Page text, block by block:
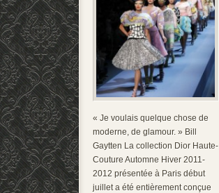
« Je voulais quelque chose de
moderne, de glamour. » Bill
Gaytten La collection Dior Haute-
Couture Automne Hiver 2011-
2012 présentée à Paris début
juillet a été entièrement conçue